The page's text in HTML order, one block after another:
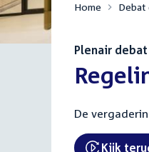
Home Debat
Plenair debat
:
De
Kijk